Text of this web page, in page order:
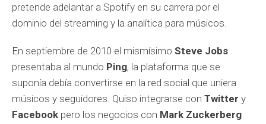
pretende adelantar a Spotify en su carrera por el
dominio del streaming y la analítica para músicos.
En septiembre de 2010 el mismísimo Steve Jobs
presentaba al mundo Ping, la plataforma que se
suponía debía convertirse en la red social que uniera
músicos y seguidores. Quiso integrarse con Twitter y
Facebook pero los negocios con Mark Zuckerberg